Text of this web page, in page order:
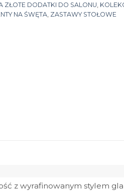
ZŁOTE DODATKI DO SALONU
NA ŚWĘTA ZASTAWY STOŁOWE
z wyrafinowanym stylem